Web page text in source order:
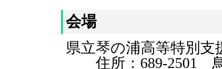
会場
県立琴の浦高等特別支
住所：689-2501 鳥